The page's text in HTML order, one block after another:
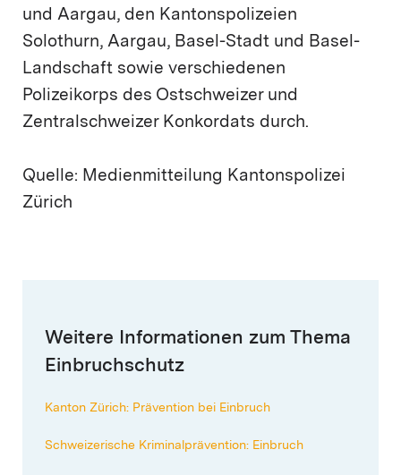
und Aargau, den Kantonspolizeien
Solothurn, Aargau, Basel-Stadt und Basel-
Landschaft sowie verschiedenen
Polizeikorps des Ostschweizer und
Zentralschweizer Konkordats durch.
Quelle: Medienmitteilung Kantonspolizei
Zürich
Weitere Informationen zum Thema
Einbruchschutz
Kanton Zürich: Prävention bei Einbruch
Schweizerische Kriminalprävention: Einbruch